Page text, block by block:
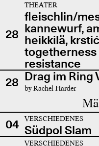
28
THEATER
fleischlin/
kannewurf,
heikkilä,
togetherness
resistance
28 Drag im Ring
by Rachel Harder
04 VERSCHIEDENES
Südpol Slam
VERSCHIEDENES